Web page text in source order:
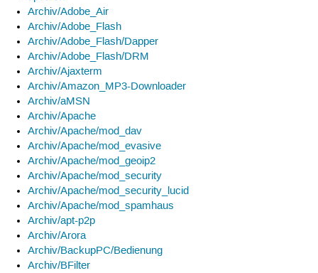
Archiv/Adobe_Air
Archiv/Adobe_Flash
Archiv/Adobe_Flash/Dapper
Archiv/Adobe_Flash/DRM
Archiv/Ajaxterm
Archiv/Amazon_MP3-Downloader
Archiv/aMSN
Archiv/Apache
Archiv/Apache/mod_dav
Archiv/Apache/mod_evasive
Archiv/Apache/mod_geoip2
Archiv/Apache/mod_security
Archiv/Apache/mod_security_lucid
Archiv/Apache/mod_spamhaus
Archiv/apt-p2p
Archiv/Arora
Archiv/BackupPC/Bedienung
Archiv/BFilter